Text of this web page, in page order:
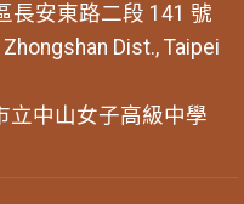
長安東路二段 141 號
Zhongshan Dist., Taipei
立中山女子高級中學